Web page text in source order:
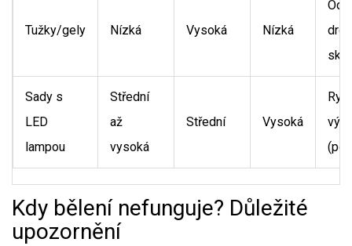
Tužky/gely Nízká Vysoká Nízká
Sady s
LED
lampou
Střední
až
vysoká
Střední Vysoká
Kdy bělení nefunguje? Důležité
upozornění